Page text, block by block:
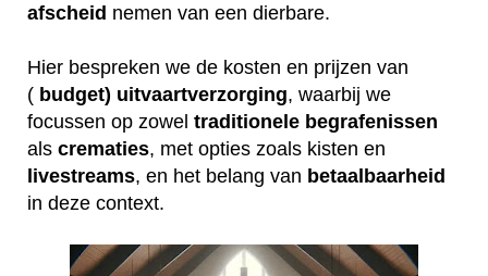
afscheid nemen van een dierbare.
Hier bespreken we de kosten en prijzen van
( budget) uitvaartverzorging, waarbij we
focussen op zowel traditionele begrafenissen
als crematies, met opties zoals kisten en
livestreams, en het belang van betaalbaarheid
in deze context.